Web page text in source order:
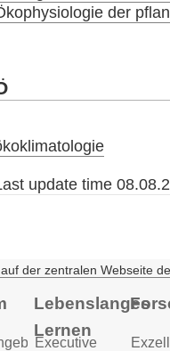
der
update time
der zentralen Webseite
Lebenslanges
Lernen
Executive